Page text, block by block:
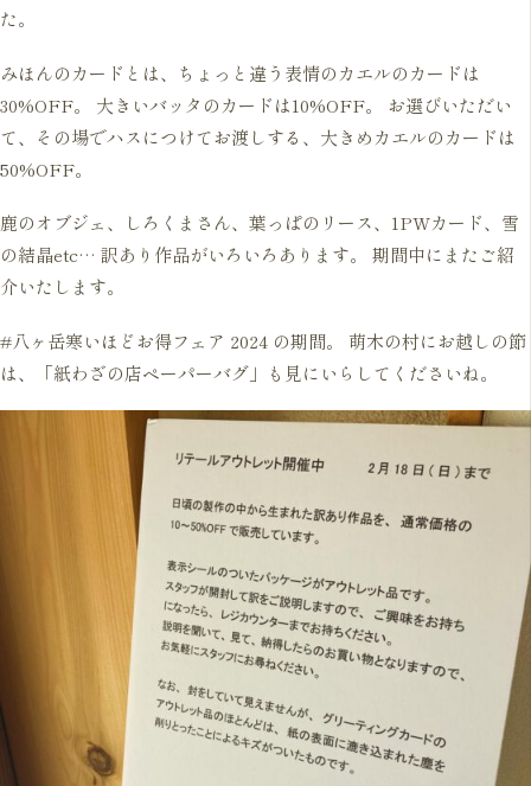
た。
みほんのカードとは、ちょっと違う表情のカエルのカードは
30%OFF。 大きいバッタのカードは10%OFF。 お選びいただい
て、その場でハスにつけてお渡しする、大きめカエルのカードは
50%OFF。
鹿のオブジェ、しろくまさん、葉っぱのリース、1PWカード、雪
の結晶etc… 訳あり作品がいろいろあります。 期間中にまたご紹
介いたします。
#八ヶ岳寒いほどお得フェア 2024 の期間。 萌木の村にお越しの節
は、「紙わざの店ペーパーバグ」も見にいらしてくださいね。